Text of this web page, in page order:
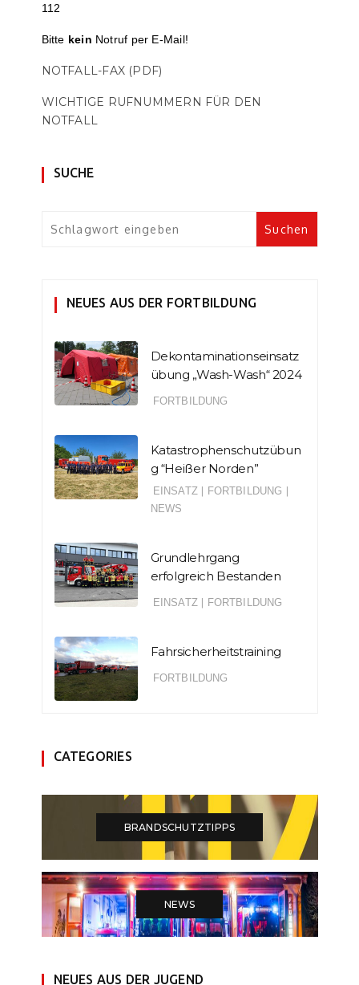
112
Bitte kein Notruf per E-Mail!
NOTFALL-FAX (PDF)
WICHTIGE RUFNUMMERN FÜR DEN
NOTFALL
SUCHE
NEUES AUS DER FORTBILDUNG
Dekontaminationseinsatz
übung „Wash-Wash“ 2024
FORTBILDUNG
Katastrophenschutzübun
g “Heißer Norden”
EINSATZ FORTBILDUNG
NEWS
Grundlehrgang
erfolgreich Bestanden
EINSATZ FORTBILDUNG
Fahrsicherheitstraining
FORTBILDUNG
CATEGORIES
BRANDSCHUTZTIPPS
NEWS
NEUES AUS DER JUGEND